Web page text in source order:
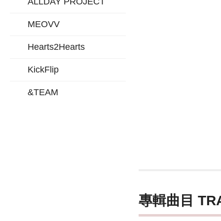
MEOVV
Hearts2Hearts
KickFlip
&TEAM
專輯曲目